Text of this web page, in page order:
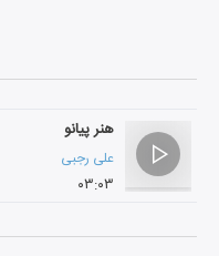
هنر پیانو
علی رجبی
۰۳:۰۳